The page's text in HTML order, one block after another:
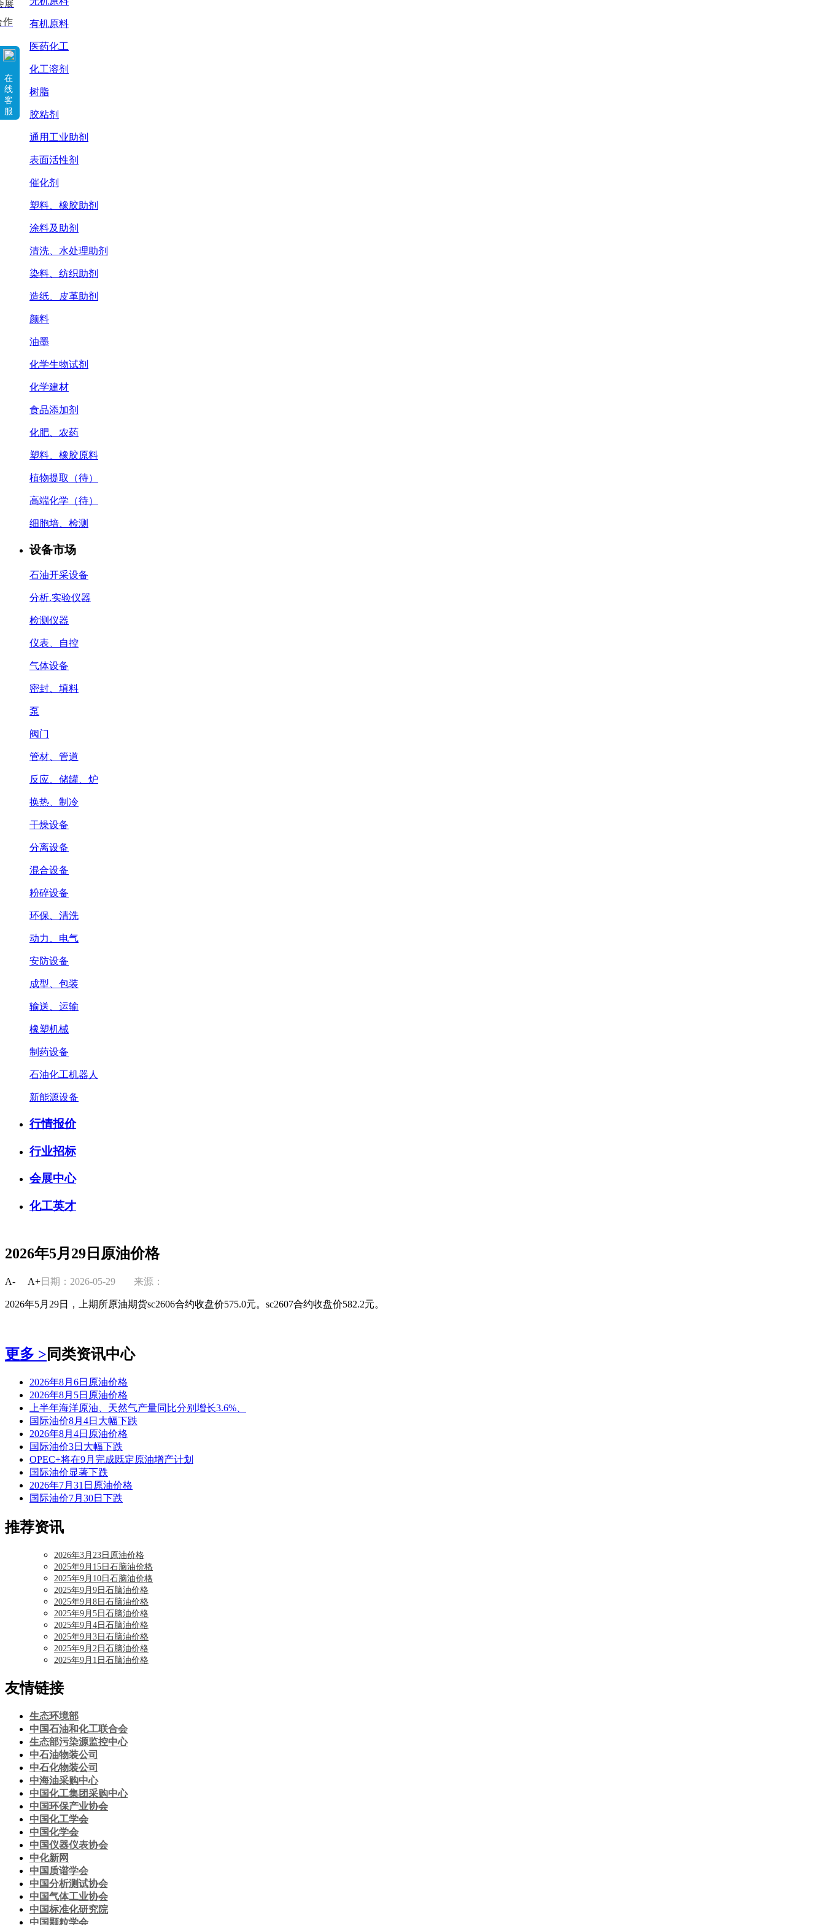
有机原料
医药化工
化工溶剂
树脂
胶粘剂
通用工业助剂
表面活性剂
催化剂
塑料、橡胶助剂
涂料及助剂
清洗、水处理助剂
染料、纺织助剂
造纸、皮革助剂
颜料
油墨
化学生物试剂
化学建材
食品添加剂
化肥、农药
塑料、橡胶原料
植物提取（待）
高端化学（待）
细胞培、检测
设备市场
石油开采设备
分析.实验仪器
检测仪器
仪表、自控
气体设备
密封、填料
泵
阀门
管材、管道
反应、储罐、炉
换热、制冷
干燥设备
分离设备
混合设备
粉碎设备
环保、清洗
动力、电气
安防设备
成型、包装
输送、运输
橡塑机械
制药设备
石油化工机器人
新能源设备
行情报价
行业招标
会展中心
化工英才
展
作
在
线
客
服
2026年5月29日原油价格
A- A+日期：2026-05-29 来源：
2026年5月29日，上期所原油期货sc2606合约收盘价575.0元。sc2607合约收盘价582.2元。
更多 >同类资讯中心
2026年8月6日原油价格
2026年8月5日原油价格
上半年海洋原油、天然气产量同比分别增长3.6%、
国际油价8月4日大幅下跌
2026年8月4日原油价格
国际油价3日大幅下跌
OPEC+将在9月完成既定原油增产计划
国际油价显著下跌
2026年7月31日原油价格
国际油价7月30日下跌
推荐资讯
2026年3月23日原油价格
2025年9月15日石脑油价格
2025年9月10日石脑油价格
2025年9月9日石脑油价格
2025年9月8日石脑油价格
2025年9月5日石脑油价格
2025年9月4日石脑油价格
2025年9月3日石脑油价格
2025年9月2日石脑油价格
2025年9月1日石脑油价格
友情链接
生态环境部
中国石油和化工联合会
生态部污染源监控中心
中石油物装公司
中石化物装公司
中海油采购中心
中国化工集团采购中心
中国环保产业协会
中国化工学会
中国化学会
中国仪器仪表协会
中化新网
中国质谱学会
中国分析测试协会
中国气体工业协会
中国标准化研究院
中国颗粒学会